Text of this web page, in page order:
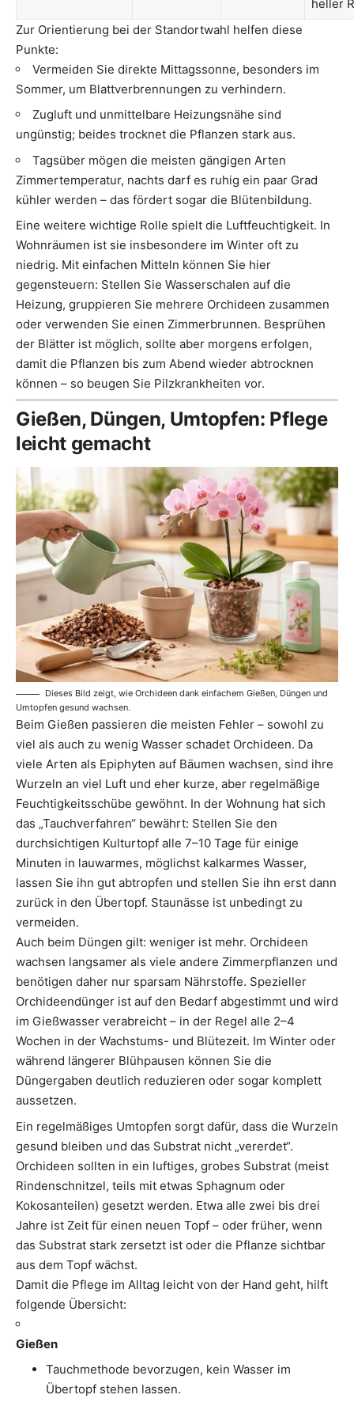
heller
Zur Orientierung bei der Standortwahl helfen diese
Punkte:
Vermeiden Sie direkte Mittagssonne, besonders im
Sommer, um Blattverbrennungen zu verhindern.
Zugluft und unmittelbare Heizungsnähe sind
ungünstig; beides trocknet die Pflanzen stark aus.
Tagsüber mögen die meisten gängigen Arten
Zimmertemperatur, nachts darf es ruhig ein paar Grad
kühler werden – das fördert sogar die Blütenbildung.
Eine weitere wichtige Rolle spielt die Luftfeuchtigkeit. In
Wohnräumen ist sie insbesondere im Winter oft zu
niedrig. Mit einfachen Mitteln können Sie hier
gegensteuern: Stellen Sie Wasserschalen auf die
Heizung, gruppieren Sie mehrere Orchideen zusammen
oder verwenden Sie einen Zimmerbrunnen. Besprühen
der Blätter ist möglich, sollte aber morgens erfolgen,
damit die Pflanzen bis zum Abend wieder abtrocknen
können – so beugen Sie Pilzkrankheiten vor.
Gießen, Düngen, Umtopfen: Pflege
leicht gemacht
Dieses Bild zeigt, wie Orchideen dank einfachem Gießen, Düngen und
Umtopfen gesund wachsen.
Beim Gießen passieren die meisten Fehler – sowohl zu
viel als auch zu wenig Wasser schadet Orchideen. Da
viele Arten als Epiphyten auf Bäumen wachsen, sind ihre
Wurzeln an viel Luft und eher kurze, aber regelmäßige
Feuchtigkeitsschübe gewöhnt. In der Wohnung hat sich
das „Tauchverfahren“ bewährt: Stellen Sie den
durchsichtigen Kulturtopf alle 7–10 Tage für einige
Minuten in lauwarmes, möglichst kalkarmes Wasser,
lassen Sie ihn gut abtropfen und stellen Sie ihn erst dann
zurück in den Übertopf. Staunässe ist unbedingt zu
vermeiden.
Auch beim Düngen gilt: weniger ist mehr. Orchideen
wachsen langsamer als viele andere Zimmerpflanzen und
benötigen daher nur sparsam Nährstoffe. Spezieller
Orchideendünger ist auf den Bedarf abgestimmt und wird
im Gießwasser verabreicht – in der Regel alle 2–4
Wochen in der Wachstums- und Blütezeit. Im Winter oder
während längerer Blühpausen können Sie die
Düngergaben deutlich reduzieren oder sogar komplett
aussetzen.
Ein regelmäßiges Umtopfen sorgt dafür, dass die Wurzeln
gesund bleiben und das Substrat nicht „vererdet“.
Orchideen sollten in ein luftiges, grobes Substrat (meist
Rindenschnitzel, teils mit etwas Sphagnum oder
Kokosanteilen) gesetzt werden. Etwa alle zwei bis drei
Jahre ist Zeit für einen neuen Topf – oder früher, wenn
das Substrat stark zersetzt ist oder die Pflanze sichtbar
aus dem Topf wächst.
Damit die Pflege im Alltag leicht von der Hand geht, hilft
folgende Übersicht:
Gießen
Tauchmethode bevorzugen, kein Wasser im
Übertopf stehen lassen.